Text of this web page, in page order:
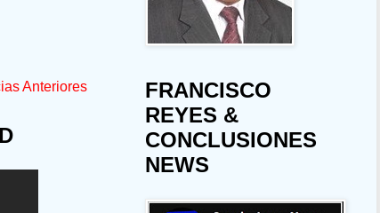
Anteriores
FRANCISCO
REYES &
CONCLUSIONES
NEWS